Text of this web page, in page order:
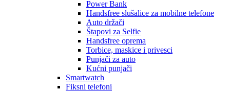
Power Bank
Handsfree slušalice za mobilne telefone
Auto držači
Štapovi za Selfie
Handsfree oprema
Torbice, maskice i privesci
Punjači za auto
Kućni punjači
Smartwatch
Fiksni telefoni